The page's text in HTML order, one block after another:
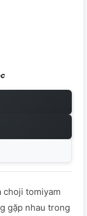
choji tomiyam
gặp nhau trong